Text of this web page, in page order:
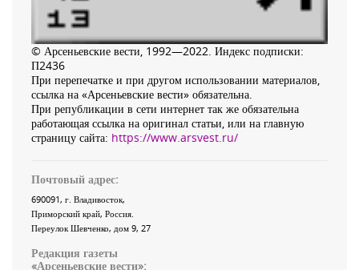
© Арсеньевские вести, 1992—2022. Индекс подписки:
П2436
При перепечатке и при другом использовании материалов,
ссылка на «Арсеньевские вести» обязательна.
При републикации в сети интернет так же обязательна
работающая ссылка на оригинал статьи, или на главную
страницу сайта: https://www.arsvest.ru/
Почтовый адрес:
690091, г. Владивосток,
Приморский край, Россия
Переулок Шевченко, дом 9, 27
Редакция газеты
«Арсеньевские вести»: